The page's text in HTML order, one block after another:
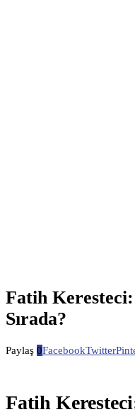
Fatih Keresteci:
Sırada?
Paylaş 0FacebookTwitter
Fatih